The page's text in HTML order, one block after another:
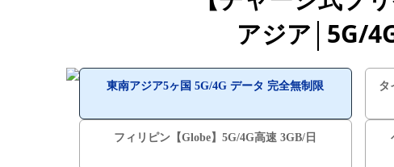
アジア│5G/
東南アジア5ヶ国 5G/4G データ 完全無制限
タ
フィリピン【Globe】5G/4G高速 3GB/日